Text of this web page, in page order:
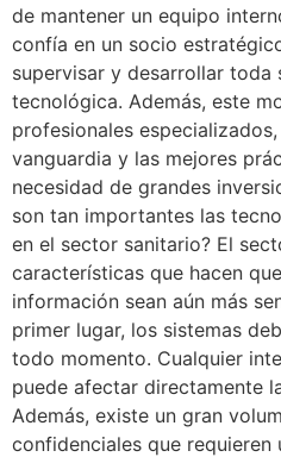
de mantener un equipo
confía en un socio
supervisar y desarrollar toda
tecnológica. Además, este
profesionales
vanguardia y las mejores
necesidad de grandes
son tan importantes las
en el sector sanitario? El
características que hacen
información sean aún más
primer lugar, los sistemas
todo momento. Cualquier
puede afectar directamente
Además, existe un gran
confidenciales que